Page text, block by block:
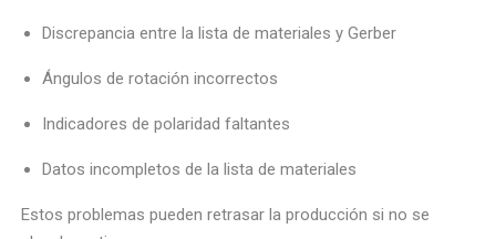
Discrepancia entre la lista de materiales y Gerber
Ángulos de rotación incorrectos
Indicadores de polaridad faltantes
Datos incompletos de la lista de materiales
Estos problemas pueden retrasar la producción si no se